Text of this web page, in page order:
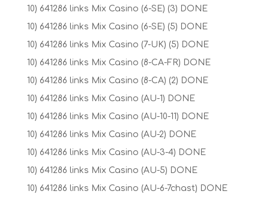
10) 641286 links Mix Casino (6-SE) (3) DONE
10) 641286 links Mix Casino (6-SE) (5) DONE
10) 641286 links Mix Casino (7-UK) (5) DONE
10) 641286 links Mix Casino (8-CA-FR) DONE
10) 641286 links Mix Casino (8-CA) (2) DONE
10) 641286 links Mix Casino (AU-1) DONE
10) 641286 links Mix Casino (AU-10-11) DONE
10) 641286 links Mix Casino (AU-2) DONE
10) 641286 links Mix Casino (AU-3-4) DONE
10) 641286 links Mix Casino (AU-5) DONE
10) 641286 links Mix Casino (AU-6-7chast) DONE